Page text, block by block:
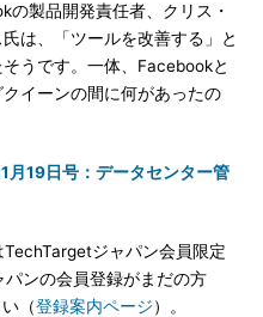
の製品開発責任者、クリス・
氏は、「ツールを改善する」と
うです。一体、Facebookと
クイーンの間に何があったの
19日号：データセンター管
ジャパン会員限定
ンの会員登録がまだの方
（登録案内ページ）。